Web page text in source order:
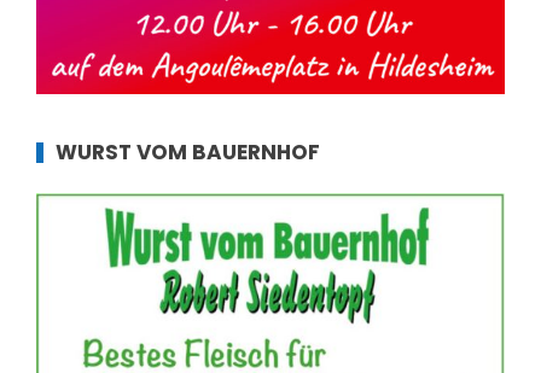
WURST VOM BAUERNHOF